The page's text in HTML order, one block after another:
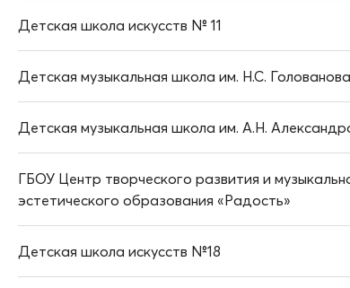
Детская школа искусств № 11
Детская музыкальная школа им. Н.С. Голованова
Детская музыкальная школа им. А.Н.
ГБОУ Центр творческого развития и
эстетического образования «Радость»
Детская школа искусств №18